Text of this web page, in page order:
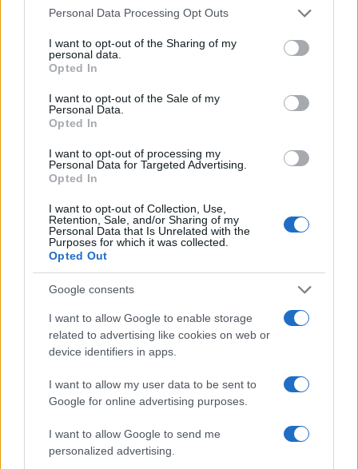
Please note that this website/app uses one or more Google
not limited to your visit or usage behaviour. You may click to
grant or deny consent to Google and its third-party tags to
use your data for below specified purposes in below Google
consent section.
Personal Data Processing Opt Outs
I want to opt-out of the Sharing of my
personal data.
Opted In
I want to opt-out of the Sale of my
Personal Data.
Opted In
I want to opt-out of processing my
Personal Data for Targeted Advertising.
Opted In
I want to opt-out of Collection, Use,
Retention, Sale, and/or Sharing of my
Personal Data that Is Unrelated with the
Purposes for which it was collected.
Opted Out
Google consents
I want to allow Google to enable storage
related to advertising like cookies on web or
device identifiers in apps.
I want to allow my user data to be sent to
Google for online advertising purposes.
I want to allow Google to send me
personalized advertising.
equivarrebbe a includere un grande emettitore
nella transizione verso ilnet zero, evitando che
ogni riduzione civile venga sistematicamente erosa
La sfida è duplice: misurare senza mettere a rischio
operazioni sensibili e chiedere alle società che
subiscono i danni di poter contare su riparazioni e
climatica potrà essere completa, giusta e coerente
con l’impegno globale verso una riduzione
autentica delle emissioni.
Roberto Capelli
mensa aziendale durante un’indagine sul
pasto lavorativo; quella visione
orientata a scelte alimentari misurate. In
redazione difende chiarezza scientifica e